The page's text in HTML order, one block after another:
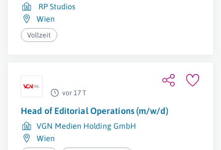
RP Studios
Wien
Vollzeit
vor 17 T
Head of Editorial Operations (m/w/d)
VGN Medien Holding GmbH
Wien